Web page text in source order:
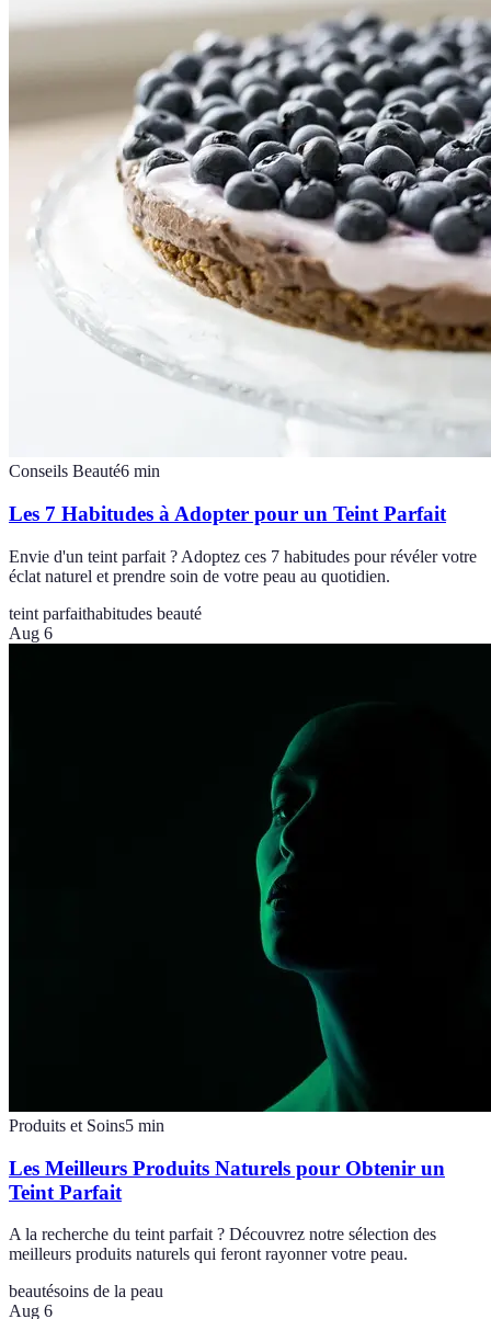
Conseils Beauté6 min
Les 7 Habitudes à Adopter pour un Teint Parfait
Envie d'un teint parfait ? Adoptez ces 7 habitudes pour révéler votre
éclat naturel et prendre soin de votre peau au quotidien.
teint parfaithabitudes beauté
Aug 6
Produits et Soins5 min
Les Meilleurs Produits Naturels pour Obtenir un
Teint Parfait
A la recherche du teint parfait ? Découvrez notre sélection des
meilleurs produits naturels qui feront rayonner votre peau.
beautésoins de la peau
Aug 6